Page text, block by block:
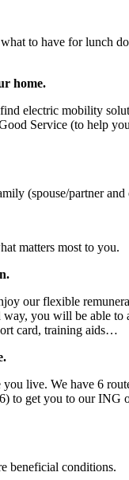
to have for lunch
home.
electric mobility
Service (to help
(spouse/partner and
matters most to you.
our flexible
way, you will be able to
card, training aids…
you live. We have 6
to get you to our ING
beneficial conditions.